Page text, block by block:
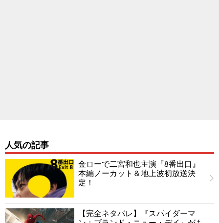
人気の記事
金ローで二宮和也主演『8番出口』
本編ノーカット＆地上波初放送決
定！
【完全ネタバレ】『スパイダーマ